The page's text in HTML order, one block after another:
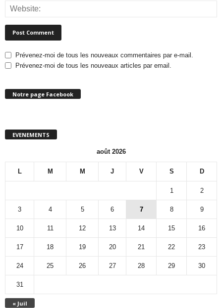
Prévenez-moi de tous les nouveaux commentaires par e-mail.
Prévenez-moi de tous les nouveaux articles par email.
Notre page Facebook
EVENEMENTS
août 2026
L M M J V S D
« Juil
1 2
3 4 5 6 7 8 9
10 11 12 13 14 15 16
17 18 19 20 21 22 23
24 25 26 27 28 29 30
31